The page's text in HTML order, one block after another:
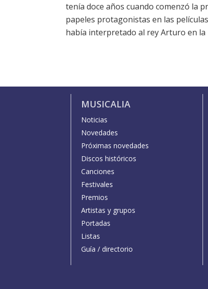
tenía doce años cuando comenzó la
papeles protagonistas en las
había interpretado al rey Arturo en
MUSICALIA
Noticias
Novedades
Próximas novedades
Discos históricos
Canciones
Festivales
Premios
Artistas y grupos
Portadas
Listas
Guía / directorio